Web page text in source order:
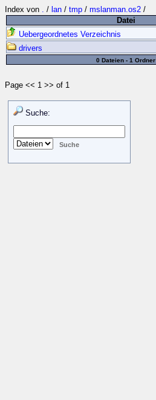
Index von . / lan / tmp / mslanman.os2 /
Datei
Uebergeordnetes Verzeichnis
drivers
0 Dateien - 1 Ordner
Page << 1 >> of 1
Suche: